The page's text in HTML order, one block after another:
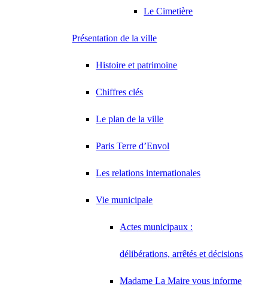
Le Cimetière
Présentation de la ville
Histoire et patrimoine
Chiffres clés
Le plan de la ville
Paris Terre d’Envol
Les relations internationales
Vie municipale
Actes municipaux :
délibérations, arrêtés et décisions
Madame La Maire vous informe